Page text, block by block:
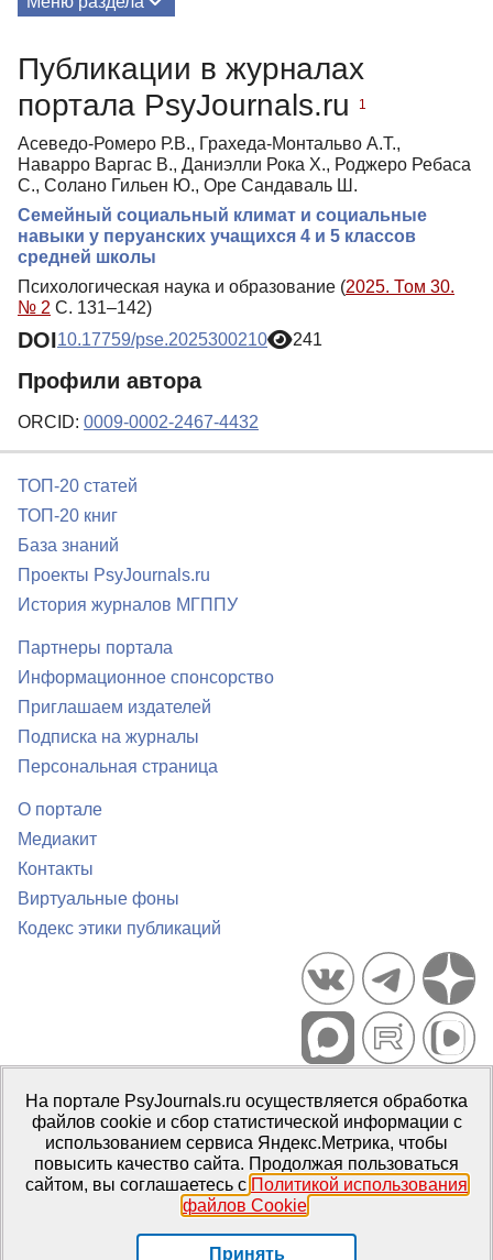
Публикации в журналах
портала PsyJournals.ru
1
Асеведо-Ромеро Р.В., Грахеда-Монтальво А.Т.,
Наварро Варгас В., Даниэлли Рока Х., Роджеро Ребаса
С., Солано Гильен Ю., Оре Сандаваль Ш.
Семейный социальный климат и социальные
навыки у перуанских учащихся 4 и 5 классов
средней школы
Психологическая наука и образование (2025. Том 30.
№ 2 С. 131–142)
DOI10.17759/pse.2025300210 241
Профили автора
ORCID: 0009-0002-2467-4432
ТОП-20 статей
ТОП-20 книг
База знаний
Проекты PsyJournals.ru
История журналов МГППУ
Партнеры портала
Информационное спонсорство
Приглашаем издателей
Подписка на журналы
Персональная страница
О портале
Медиакит
Контакты
Виртуальные фоны
Кодекс этики публикаций
Портал психологических изданий PsyJournals.ru, 2007–2026
Правила использования материалов
Свидетельство регистрации СМИЭл № ФС77-66447 от 14 июля
2016 г.
Издатель: ФГБОУ ВО МГППУ
На портале PsyJournals.ru осуществляется обработка
файлов cookie и сбор статистической информации с
использованием сервиса Яндекс.Метрика, чтобы
повысить качество сайта. Продолжая пользоваться
сайтом, вы соглашаетесь с Политикой использования
файлов Cookie.
Принять